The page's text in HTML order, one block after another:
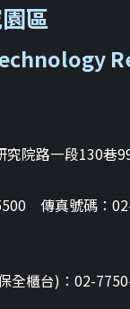
區
究院路一段130巷
傳真號碼：
全櫃台)：02-